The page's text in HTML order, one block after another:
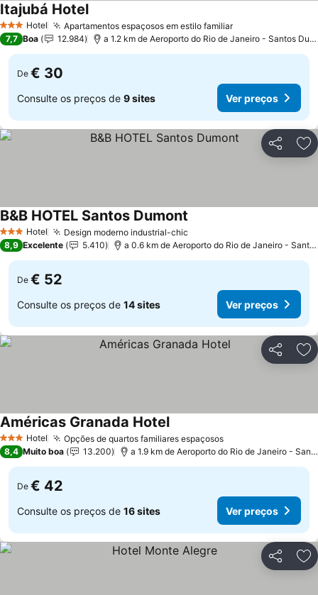
3 EstrelasHotel Apartamentos espaçosos em estilo familiar
Itajubá Hotel
7,7 Boa 12.984 a 1.2 km de Aeroporto do Rio de Janeiro - Santos Dumont
De € 30
Consulte os preços de 9 sites Ver preços
Partilhar
3 EstrelasHotel Design moderno industrial-chic
B&B HOTEL Santos Dumont
8,9 Excelente 5.410 a 0.6 km de Aeroporto do Rio de Janeiro - Santos Dumont
De € 52
Consulte os preços de 14 sites Ver preços
Partilhar
3 EstrelasHotel Opções de quartos familiares espaçosos
Américas Granada Hotel
8,4 Muito boa 13.200 a 1.9 km de Aeroporto do Rio de Janeiro - Santos Dumont
De € 42
Consulte os preços de 16 sites Ver preços
Partilhar